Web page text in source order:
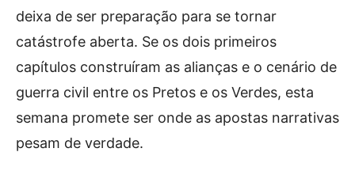
deixa de ser preparação para se tornar
catástrofe aberta. Se os dois primeiros
capítulos construíram as alianças e o cenário de
guerra civil entre os Pretos e os Verdes, esta
semana promete ser onde as apostas narrativas
pesam de verdade.